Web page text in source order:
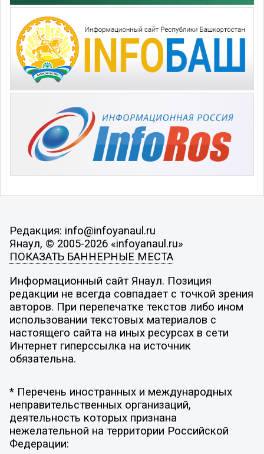
Редакция: info@infoyanaul.ru
Янаул, © 2005-2026 «infoyanaul.ru»
ПОКАЗАТЬ БАННЕРНЫЕ МЕСТА
Информационный сайт Янаул. Позиция
редакции не всегда совпадает с точкой зрения
авторов. При перепечатке текстов либо ином
использовании текстовых материалов с
настоящего сайта на иных ресурсах в сети
Интернет гиперссылка на источник
обязательна.
* Перечень иностранных и международных
неправительственных организаций,
деятельность которых признана
нежелательной на территории Российской
Федерации: